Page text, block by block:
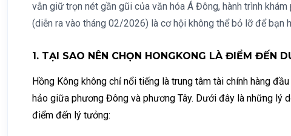
vẫn giữ trọn nét gần gũi của văn hóa Á Đông, hành trình
(diễn ra vào tháng 02/2026) là cơ hội không thể bỏ lỡ để bạn
1. TẠI SAO NÊN CHỌN HONGKONG LÀ ĐIỂM ĐẾN
Hồng Kông không chỉ nổi tiếng là trung tâm tài chính hàng
hảo giữa phương Đông và phương Tây. Dưới đây là những lý
điểm đến lý tưởng: